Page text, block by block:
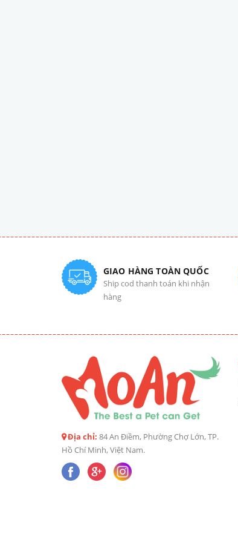
GIAO HÀNG TOÀN QUỐC
Ship cod thanh toán khi nhận
hàng
Địa chỉ: 84 An Điềm, Phường Chợ Lớn, TP.
Hồ Chí Minh, Việt Nam.